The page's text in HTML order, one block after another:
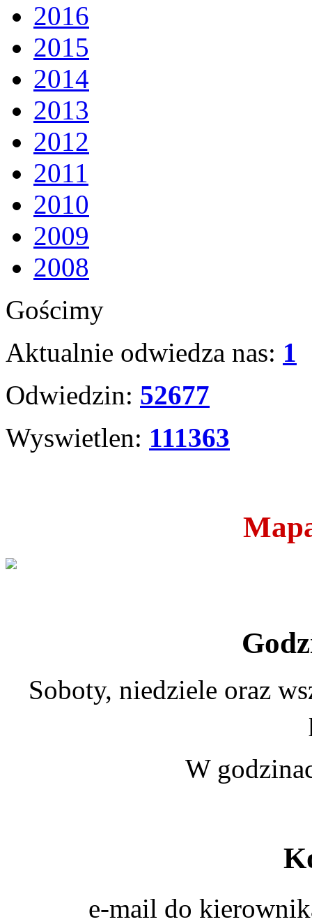
2016
2015
2014
2013
2012
2011
2010
2009
2008
Gościmy
Aktualnie odwiedza nas: 1
Odwiedzin: 52677
Wyswietlen: 111363
Soboty, niedziele oraz
W
e-mail do